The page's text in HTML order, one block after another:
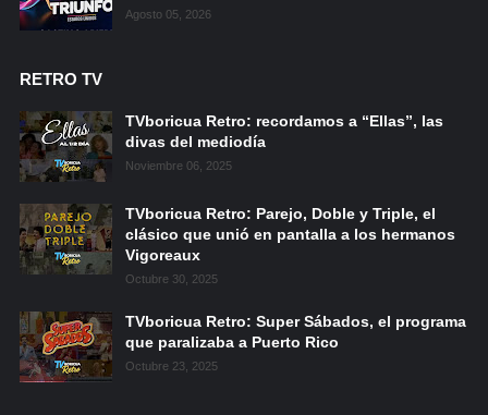
Agosto 05, 2026
RETRO TV
TVboricua Retro: recordamos a “Ellas”, las
divas del mediodía
Noviembre 06, 2025
TVboricua Retro: Parejo, Doble y Triple, el
clásico que unió en pantalla a los hermanos
Vigoreaux
Octubre 30, 2025
TVboricua Retro: Super Sábados, el programa
que paralizaba a Puerto Rico
Octubre 23, 2025